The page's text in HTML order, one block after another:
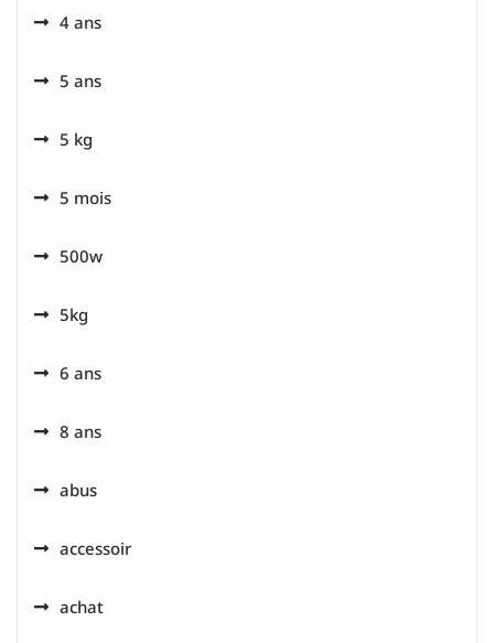
4 ans
5 ans
5 kg
5 mois
500w
5kg
6 ans
8 ans
abus
accessoir
achat